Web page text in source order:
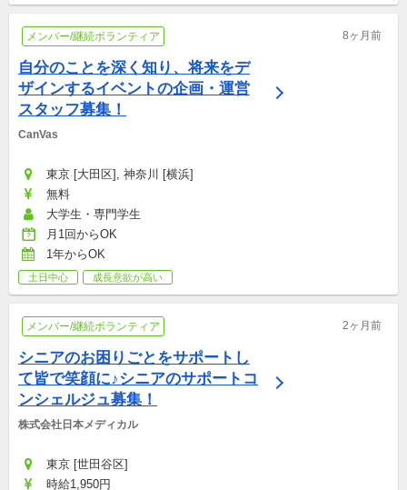
メンバー/継続ボランティア 8ヶ月前
自分のことを深く知り、将来をデ
ザインするイベントの企画・運営
スタッフ募集！
CanVas
東京 [大田区], 神奈川 [横浜]
無料
大学生・専門学生
月1回からOK
1年からOK
土日中心 成長意欲が高い
メンバー/継続ボランティア 2ヶ月前
シニアのお困りごとをサポートし
て皆で笑顔に♪シニアのサポートコ
ンシェルジュ募集！
株式会社日本メディカル
東京 [世田谷区]
時給1,950円